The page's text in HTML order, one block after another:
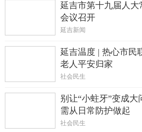
延吉市第十九届人大
会议召开
延吉新闻
延吉温度 | 热心市民
老人平安归家
社会民生
别让“小蛀牙”变成
需从日常防护做起
社会民生